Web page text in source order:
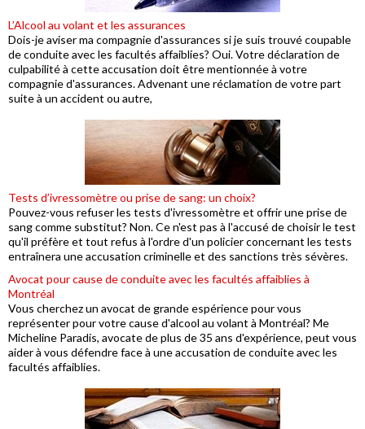
L’Alcool au volant et les assurances
Dois-je aviser ma compagnie d'assurances si je suis trouvé coupable
de conduite avec les facultés affaiblies? Oui. Votre déclaration de
culpabilité à cette accusation doit être mentionnée à votre
compagnie d'assurances. Advenant une réclamation de votre part
suite à un accident ou autre,
Tests d’ivressomètre ou prise de sang: un choix?
Pouvez-vous refuser les tests d'ivressomètre et offrir une prise de
sang comme substitut? Non. Ce n'est pas à l'accusé de choisir le test
qu'il préfère et tout refus à l'ordre d'un policier concernant les tests
entraînera une accusation criminelle et des sanctions très sévères.
Avocat pour cause de conduite avec les facultés affaiblies à
Montréal
Vous cherchez un avocat de grande espérience pour vous
représenter pour votre cause d'alcool au volant à Montréal? Me
Micheline Paradis, avocate de plus de 35 ans d'expérience, peut vous
aider à vous défendre face à une accusation de conduite avec les
facultés affaiblies.